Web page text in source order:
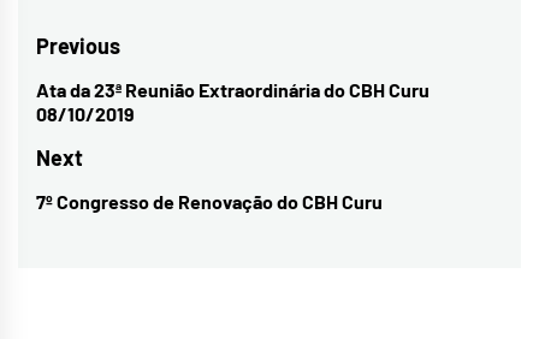
Navegação
de
Previous
Previous
post:
Ata da 23ª Reunião Extraordinária do CBH Curu
08/10/2019
Next
Next
7º Congresso de Renovação do CBH Curu